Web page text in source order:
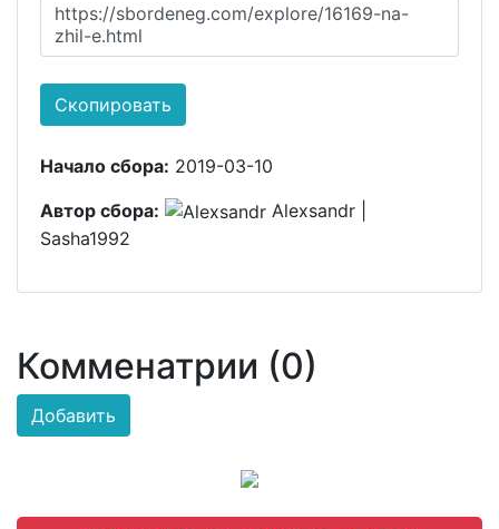
https://sbordeneg.com/explore/16169-na-
zhil-e.html
Скопировать
Начало сбора: 2019-03-10
Автор сбора:
Alexsandr |
Sasha1992
Комменатрии (0)
Добавить